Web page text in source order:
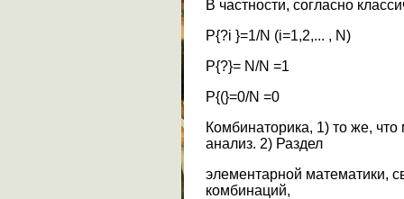
В частности, согласно
Р{?i }=1/N (i=1,2,... , N)
Р{?}= N/N =1
P{(}=0/N =0
Комбинаторика, 1) то же,
анализ. 2) Раздел
элементарной математики,
комбинаций,